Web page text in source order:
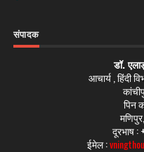
संपादक
डॉ.
आचार्य , हिंदी
पिन
दूरभाष :
ईमेल :